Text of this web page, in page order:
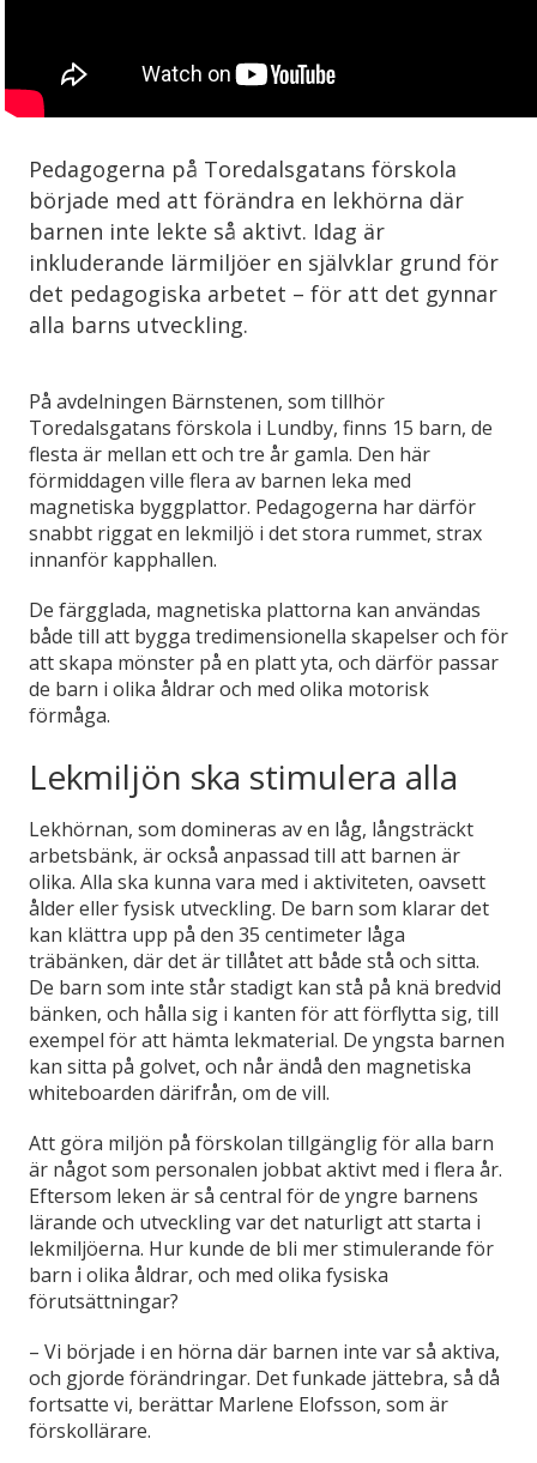
Pedagogerna på Toredalsgatans förskola
började med att förändra en lekhörna där
barnen inte lekte så aktivt. Idag är
inkluderande lärmiljöer en självklar grund för
det pedagogiska arbetet – för att det gynnar
alla barns utveckling.
På avdelningen Bärnstenen, som tillhör
Toredalsgatans förskola i Lundby, finns 15 barn, de
flesta är mellan ett och tre år gamla. Den här
förmiddagen ville flera av barnen leka med
magnetiska byggplattor. Pedagogerna har därför
snabbt riggat en lekmiljö i det stora rummet, strax
innanför kapphallen.
De färgglada, magnetiska plattorna kan användas
både till att bygga tredimensionella skapelser och för
att skapa mönster på en platt yta, och därför passar
de barn i olika åldrar och med olika motorisk
förmåga.
Lekmiljön ska stimulera alla
Lekhörnan, som domineras av en låg, långsträckt
arbetsbänk, är också anpassad till att barnen är
olika. Alla ska kunna vara med i aktiviteten, oavsett
ålder eller fysisk utveckling. De barn som klarar det
kan klättra upp på den 35 centimeter låga
träbänken, där det är tillåtet att både stå och sitta.
De barn som inte står stadigt kan stå på knä bredvid
bänken, och hålla sig i kanten för att förflytta sig, till
exempel för att hämta lekmaterial. De yngsta barnen
kan sitta på golvet, och når ändå den magnetiska
whiteboarden därifrån, om de vill.
Att göra miljön på förskolan tillgänglig för alla barn
är något som personalen jobbat aktivt med i flera år.
Eftersom leken är så central för de yngre barnens
lärande och utveckling var det naturligt att starta i
lekmiljöerna. Hur kunde de bli mer stimulerande för
barn i olika åldrar, och med olika fysiska
förutsättningar?
– Vi började i en hörna där barnen inte var så aktiva,
och gjorde förändringar. Det funkade jättebra, så då
fortsatte vi, berättar Marlene Elofsson, som är
förskollärare.